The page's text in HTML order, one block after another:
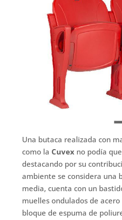
Una butaca realizada con
como la Cuvexno podía
destacando por su
ambiente se considera una
media, cuenta con un
muelles ondulados de acero
bloque de espuma de